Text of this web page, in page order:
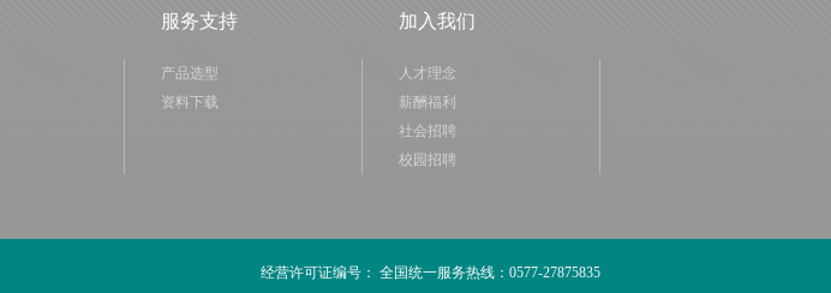
服务支持
产品选型
资料下载
加入我们
人才理念
薪酬福利
社会招聘
校园招聘
经营许可证编号： 全国统一服务热线：0577-27875835